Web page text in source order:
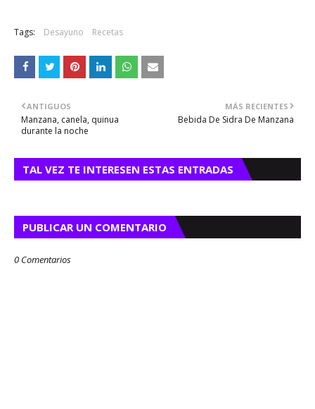
Tags: Desayuno Recetas
MÁS RECIENTES
Bebida De Sidra De Manzana
ANTIGUOS
Manzana, canela, quinua
durante la noche
TAL VEZ TE INTERESEN ESTAS ENTRADAS
PUBLICAR UN COMENTARIO
0 Comentarios